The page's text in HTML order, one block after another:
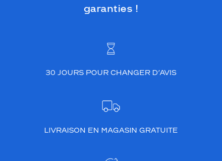
garanties !
30 JOURS POUR CHANGER D’AVIS
LIVRAISON EN MAGASIN GRATUITE